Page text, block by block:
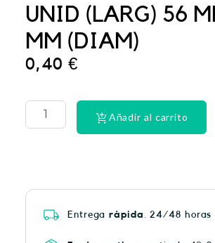
UNID (LARG) 56
MM (DIAM)
0,40 €
DENTAL
LACER
EX-
Añadir al carrito
Entregarápida . 24/48 horas